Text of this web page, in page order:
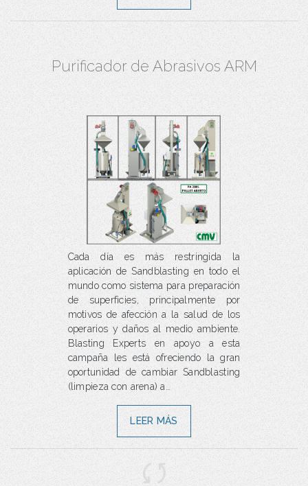
Purificador de Abrasivos ARM
Cada día es más restringida la
aplicación de Sandblasting en todo el
mundo como sistema para preparación
de superficies, principalmente por
motivos de afección a la salud de los
operarios y daños al medio ambiente.
Blasting Experts en apoyo a esta
campaña les está ofreciendo la gran
oportunidad de cambiar Sandblasting
(limpieza con arena) a…
LEER MÁS